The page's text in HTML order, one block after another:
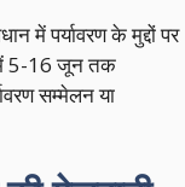
में पर्यावरण के मुद्दों पर
में 5-16 जून तक
सम्मेलन या